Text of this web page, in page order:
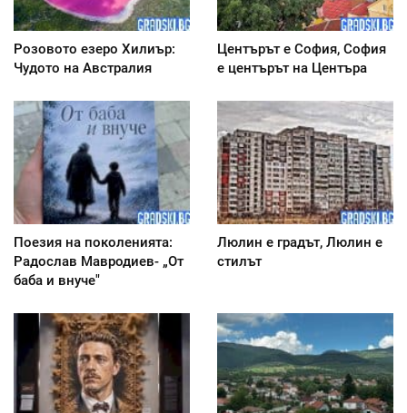
Розовото езеро Хилиър:
Чудото на Австралия
Центърът е София, София
е центърът на Центъра
Поезия на поколенията:
Радослав Мавродиев- „От
баба и внуче"
Люлин е градът, Люлин е
стилът